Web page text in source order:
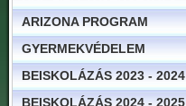
ARIZONA PROGRAM
GYERMEKVÉDELEM
BEISKOLÁZÁS 2023 - 2024
BEISKOLÁZÁS 2024 - 2025